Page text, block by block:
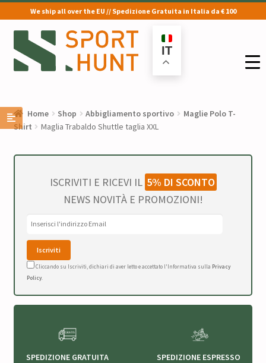
We ship all over the EU // Spedizione Gratuita in Italia da € 100
Vai
alla
navigazione
Vai
al
contenuto
IT
Home Shop Abbigliamento sportivo
Maglie Polo T-
Shirt
Maglia Trabaldo Shuttle taglia XXL
ISCRIVITI E RICEVI IL 5% DI SCONTO
NEWS NOVITÀ E PROMOZIONI!
Cliccando su Iscriviti, dichiari di aver letto e accettato l'Informativa sulla Privacy
Policy.
SPEDIZIONE GRATUITA SPEDIZIONE ESPRESSO